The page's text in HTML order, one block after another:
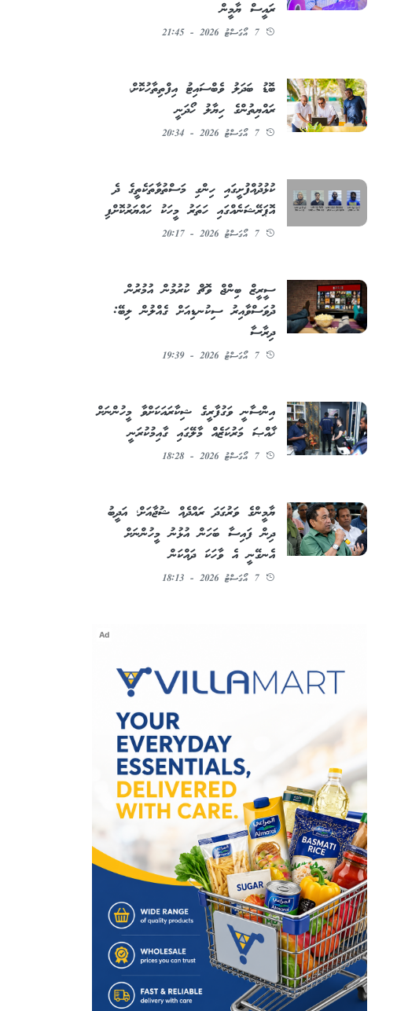
ރައީސް ޔާމީން
7 އޯގަސްޓު 2026 - 21:45
ބޮޑު ބަދަލު ވެބްސައިޓު އިފްތިތާހުކޮށް،
ރައްޔިތުންގެ ހިޔާލު ހޯދަނީ
7 އޯގަސްޓު 2026 - 20:34
ކުޅުދުއްފުށީގައި ހިންގި މަސްތުވާތަކެތީގެ ދެ
އޮޕަރޭޝަނެއްގައި ހަތަރު މީހަކު ހައްޔަރުކޮށްފި
7 އޯގަސްޓު 2026 - 20:17
ސީރީޒް ބިންޖް ވޮޗް ކުރުމުން އުމުރުން
ދުވަސްވާއިރު ސިކުނޑިއަށް ގެއްލުން ލިބޭ:
ދިރާސާ
7 އޯގަސްޓު 2026 - 19:39
އިންސާނީ ވަގުފާރީގެ ޝިކާރައަކަށްވާ މީހުންނަށް
ޚާއްޞަ މަރުކަޒެއް މާލޭގައި ގާއިމުކުރަނީ
7 އޯގަސްޓު 2026 - 18:28
ޔާމީންގެ ވަރުގަދަ ރައްދެއް ޝުޖާއަށް؛ އަދީބު
ދިން ފައިސާ ބަހަން އުޅުނު މީހުންނަށް
އެނގޭނީ އެ ވާހަކަ ދައްކަން
7 އޯގަސްޓު 2026 - 18:13
Ad